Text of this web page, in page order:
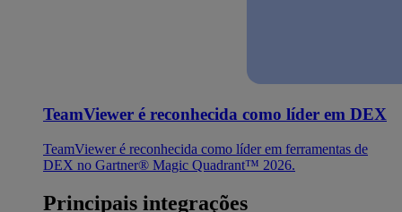
TeamViewer é reconhecida como líder em DEX
TeamViewer é reconhecida como líder em ferramentas de
DEX no Gartner® Magic Quadrant™ 2026.
Principais integrações